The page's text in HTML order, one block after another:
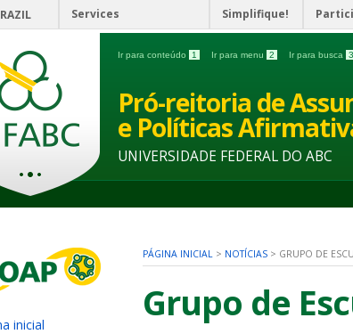
Services Simplifique!
Ir para conteúdo 1 Ir para menu 2 Ir para busca 3
Pró-reitoria de
e Políticas
UNIVERSIDADE FEDERAL DO ABC
inicial
PÁGINA INICIAL > NOTÍCIAS > GRUPO DE
Grupo de